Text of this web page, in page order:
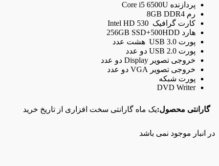
پردازنده Core i5 6500U
رم 8GB DDR4
کارت گرافیک Intel HD 530
هارد 256GB SSD+500HDD
پورت USB 3.0 هشت عدد
پورت USB 2.0 دو عدد
خروجی تصویر Display دو عدد
خروجی تصویر VGA دو عدد
پورت شبکه
DVD Writer
گارانتی محصول:یک ماه گارانتی سخت افزاری از تاریخ خرید
در انبار موجود نمی باشد